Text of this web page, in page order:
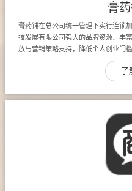
膏
膏药铺在总公司统一管理下实行连锁
技发展有限公司强大的品牌资源、丰
放与营销策略支持，降低个人创业门
了